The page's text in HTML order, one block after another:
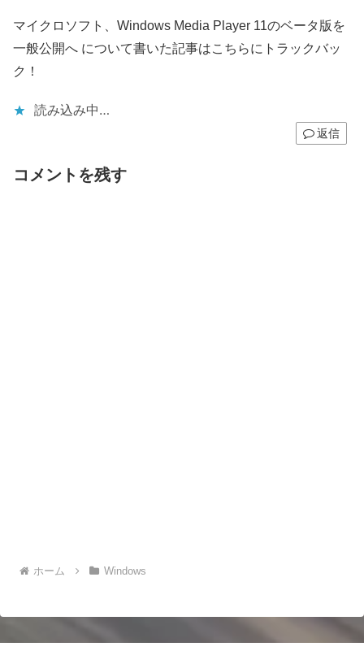
マイクロソフト、Windows Media Player 11のベータ版を
一般公開へ について書いた記事はこちらにトラックバッ
ク！
読み込み中…
返信
コメントを残す
ホーム Windows